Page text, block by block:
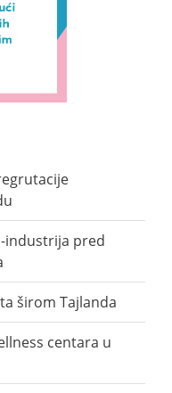
industrija pred
širom Tajlanda
centara u